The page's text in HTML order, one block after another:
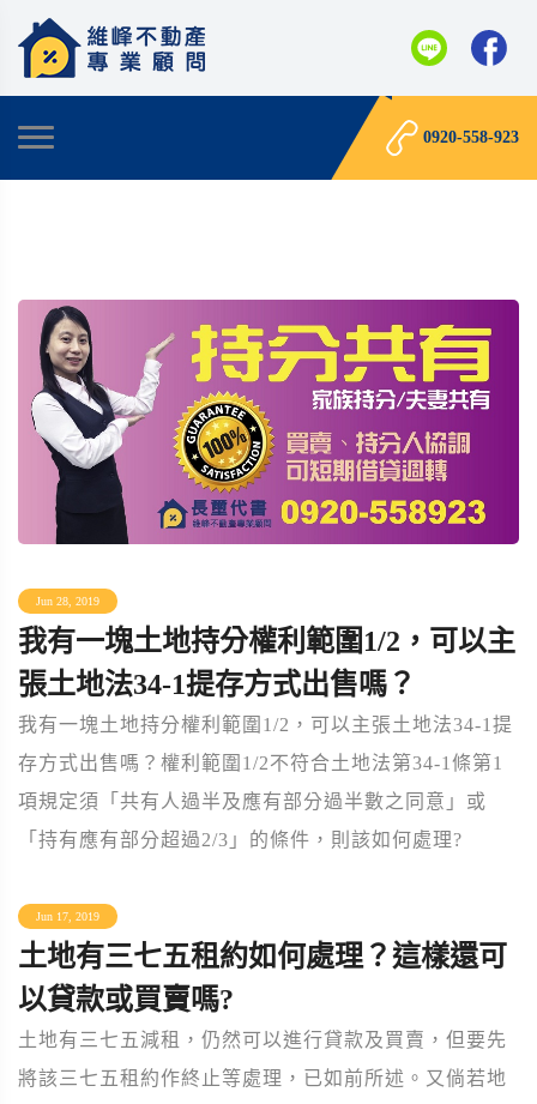
0920-558-923
Jun 28, 2019
我有一塊土地持分權利範圍1/2，可以主
張土地法34-1提存方式出售嗎？
我有一塊土地持分權利範圍1/2，可以主張土地法34-1提
存方式出售嗎？權利範圍1/2不符合土地法第34-1條第1
項規定須「共有人過半及應有部分過半數之同意」或
「持有應有部分超過2/3」的條件，則該如何處理?
Jun 17, 2019
土地有三七五租約如何處理？這樣還可
以貸款或買賣嗎?
土地有三七五減租，仍然可以進行貸款及買賣，但要先
將該三七五租約作終止等處理，已如前所述。又倘若地